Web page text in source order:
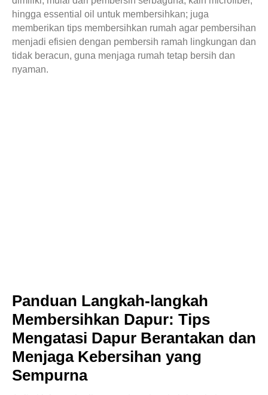
hingga essential oil untuk membersihkan; juga
memberikan tips membersihkan rumah agar pembersihan
menjadi efisien dengan pembersih ramah lingkungan dan
tidak beracun, guna menjaga rumah tetap bersih dan
nyaman.
Panduan Langkah-langkah
Membersihkan Dapur: Tips
Mengatasi Dapur Berantakan dan
Menjaga Kebersihan yang
Sempurna